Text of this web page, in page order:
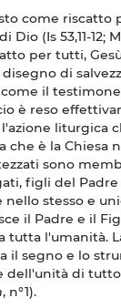
come riscatto
Dio (Is 53,11-12;
per tutti,
di
il
è reso
liturgica
che è la Chiesa
sono
figli del
nello stesso e
il Padre e il
tutta l'umanità.
il segno e lo
dell'unità di
, n°1).